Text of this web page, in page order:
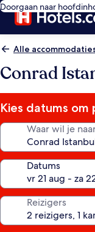
Doorgaan naar
Alle
Conrad
Kies datums om
Waar wil je
Datums
Reizigers